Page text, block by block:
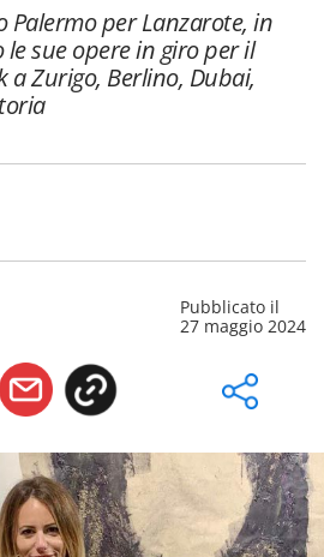
Palermo per Lanzarote, in
le sue opere in giro per il
a Zurigo, Berlino, Dubai,
Pubblicato il
27 maggio 2024